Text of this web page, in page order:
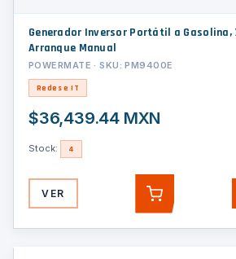
Generador Inversor Portátil a Gasolina,
Arranque Manual
POWERMATE · SKU: PM9400E
Redes e IT
$36,439.44 MXN
Stock: 4
VER AGREGAR